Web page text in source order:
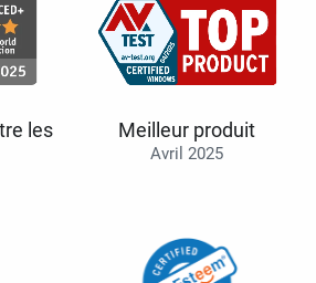
les
Meilleur produit
Avril 2025